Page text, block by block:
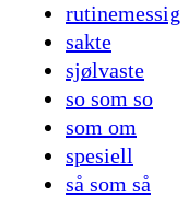
rutinemessig
sakte
sjølvaste
so som so
som om
spesiell
så som så